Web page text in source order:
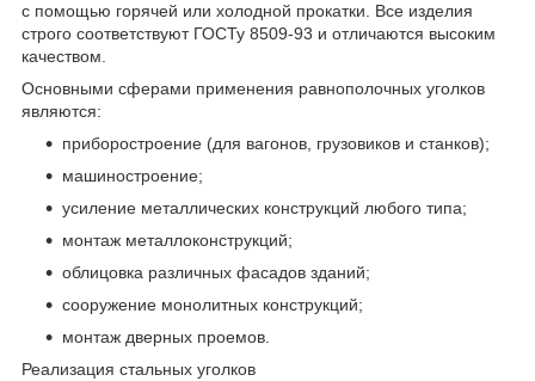
с помощью горячей или холодной прокатки. Все изделия
строго соответствуют ГОСТу 8509-93 и отличаются высоким
качеством.
Основными сферами применения равнополочных уголков
являются:
приборостроение (для вагонов, грузовиков и станков);
машиностроение;
усиление металлических конструкций любого типа;
монтаж металлоконструкций;
облицовка различных фасадов зданий;
сооружение монолитных конструкций;
монтаж дверных проемов.
Реализация стальных уголков